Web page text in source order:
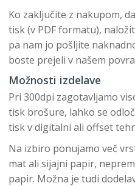
Ko zaključite z nakupom,
tisk (v PDF formatu),
pa nam jo pošljite
boste prejeli v našem
Možnosti izdelave
Pri 300dpi zagotavljamo
tisk brošure, lahko se
tisk v digitalni ali offset
Na izbiro ponujamo več
mat ali sijajni papir,
papir. Možna je tudi